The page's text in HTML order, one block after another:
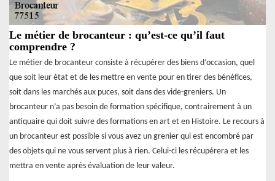
Le métier de brocanteur : qu’est-ce qu’il faut
comprendre ?
Le métier de brocanteur consiste à récupérer des biens d’occasion, quel
que soit leur état et de les mettre en vente pour en tirer des bénéfices,
soit dans les marchés aux puces, soit dans des vide-greniers. Un
brocanteur n’a pas besoin de formation spécifique, contrairement à un
antiquaire qui doit suivre des formations en art et en Histoire. Le recours à
un brocanteur est possible si vous avez un grenier qui est encombré par
des objets qui ne vous servent plus à rien. Celui-ci les récupérera et les
mettra en vente après évaluation de leur valeur.